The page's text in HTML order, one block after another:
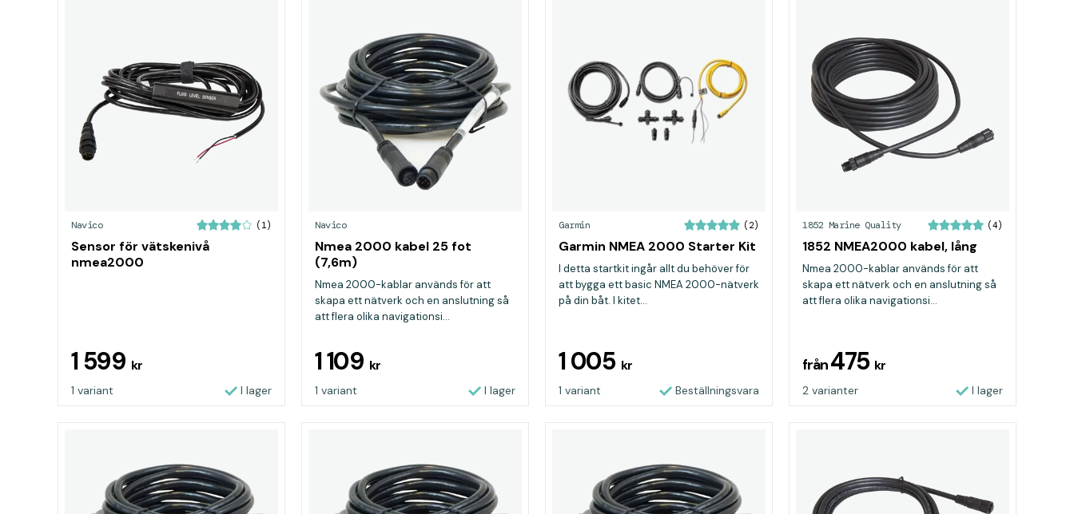
Navico (1)
Sensor för vätskenivå
nmea2000
1 599 kr
1 variant I lager
Navico
Nmea 2000 kabel 25 fot
(7,6m)
Nmea 2000-kablar används för att
skapa ett nätverk och en anslutning så
att flera olika navigationsi...
1 109 kr
1 variant I lager
Garmin (2)
Garmin NMEA 2000 Starter Kit
I detta startkit ingår allt du behöver för
att bygga ett basic NMEA 2000-nätverk
på din båt. I kitet...
1 005 kr
1 variant Beställningsvara
1852 Marine Quality (4)
1852 NMEA2000 kabel, lång
Nmea 2000-kablar används för att
skapa ett nätverk och en anslutning så
att flera olika navigationsi...
från475 kr
2 varianter I lager